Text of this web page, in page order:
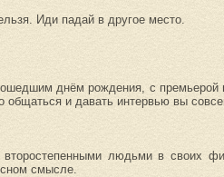
Иди падай в другое место.
днём рождения, с
общаться и давать интервью вы
второстепенными людьми в своих
смысле.